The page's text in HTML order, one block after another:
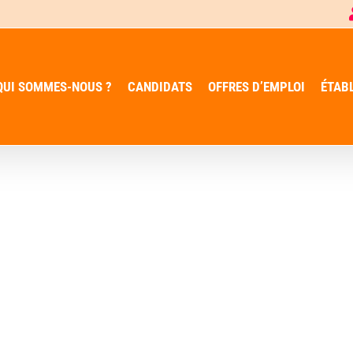
SOMMES-NOUS ? CANDIDATS OFFRES D’EMPLOI